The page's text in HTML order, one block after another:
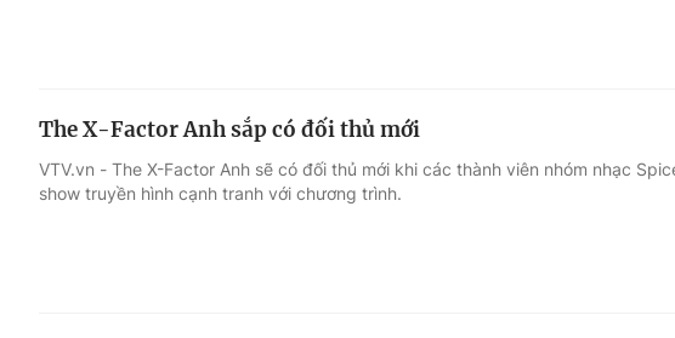
The X-Factor Anh sắp có đối thủ mới
VTV.vn - The X-Factor Anh sẽ có đối thủ mới khi các thành viên nhóm nhạc
show truyền hình cạnh tranh với chương trình.